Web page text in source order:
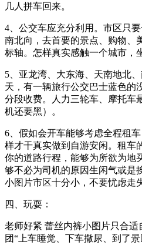
几人拼车回来。
4、公交车应充分利用。市区只
南北向，去首要的景点、购物、
标轴。怎样真实感触一个城市，
5、亚龙湾、大东海、天南地北
天，有一辆旅行公交巴士蓝色的
分段收费。人力三轮车、摩托车
机还要黑）。
6、假如会开车能够考虑全程租
样才干真实做到自游安闲。租车
你的道路行程，能够为所欲为地
够不必为司机的原因生闲气或是
小图片市区十分小，不要忧虑走
四、玩耍：
老师好紧 蕾丝内裤小图片只合
团“上车睡觉、下车撒尿、到了